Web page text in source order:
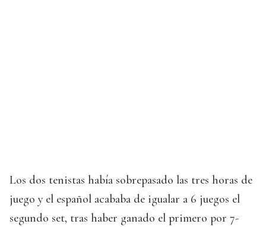
Los dos tenistas había sobrepasado las tres horas de
juego y el español acababa de igualar a 6 juegos el
segundo set, tras haber ganado el primero por 7-